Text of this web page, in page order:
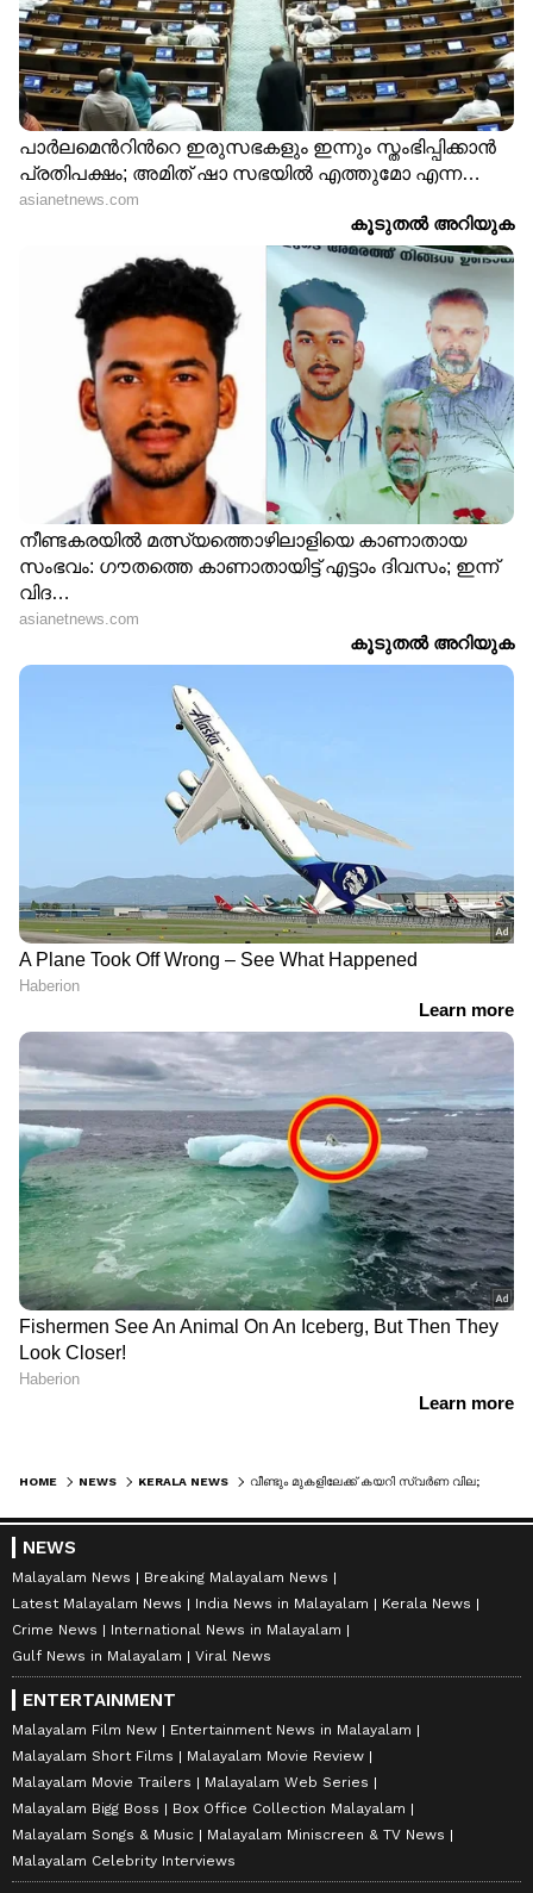
HOME NEWS KERALA NEWS
NEWS
Malayalam News
Breaking Malayalam News
Latest Malayalam News
India News in Malayalam
Kerala News
Crime News
International News in Malayalam
Gulf News in Malayalam
Viral News
ENTERTAINMENT
Malayalam Film New
Entertainment News in Malayalam
Malayalam Short Films
Malayalam Movie Review
Malayalam Movie Trailers
Malayalam Web Series
Malayalam Bigg Boss
Box Office Collection Malayalam
Malayalam Songs & Music
Malayalam Miniscreen & TV News
Malayalam Celebrity Interviews